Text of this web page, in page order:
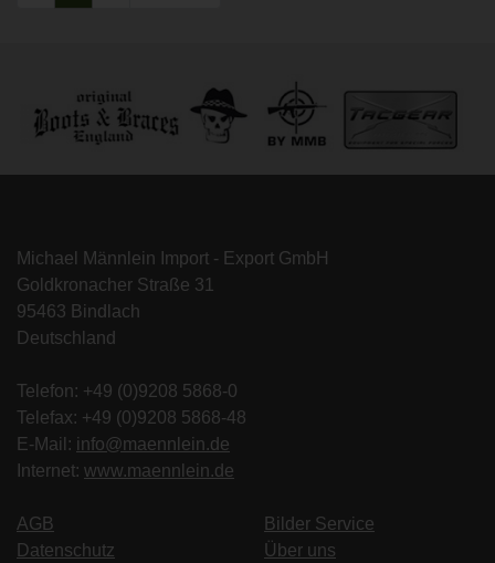
Michael Männlein Import - Export GmbH
Goldkronacher Straße 31
95463 Bindlach
Deutschland
Telefon: +49 (0)9208 5868-0
Telefax: +49 (0)9208 5868-48
E-Mail: info@maennlein.de
Internet: www.maennlein.de
AGB
Datenschutz
Bilder Service
Über uns